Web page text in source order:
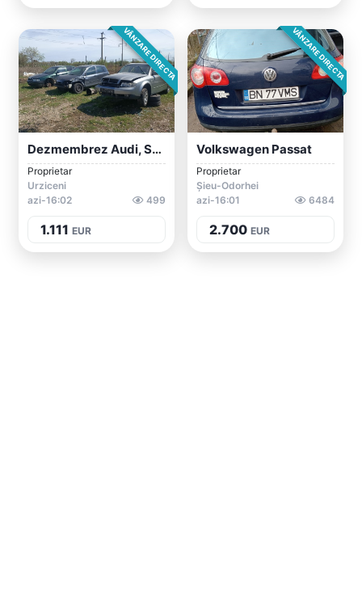
VÂNZARE DIRECTA
Dezmembrez Audi, Skoda,și Mazda
Proprietar
Urziceni
azi-16:02
499
1.111 EUR
VÂNZARE DIRECTA
Volkswagen Passat
Proprietar
Șieu-Odorhei
azi-16:01
6484
2.700 EUR